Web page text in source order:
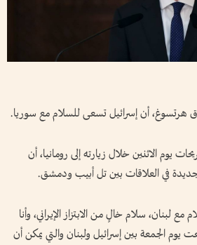
هرتسوغ، أن إسرائيل تسعى للسلام مع سوريا.
يوم الاثنين خلال زيارته إلى رومانيا، أن
في العلاقات بين تل أبيب ودمشق.
لبنان، سلام خالٍ من الابتزاز الإيراني، وأنا
يوم الجمعة بين إسرائيل ولبنان والتي يمكن أن